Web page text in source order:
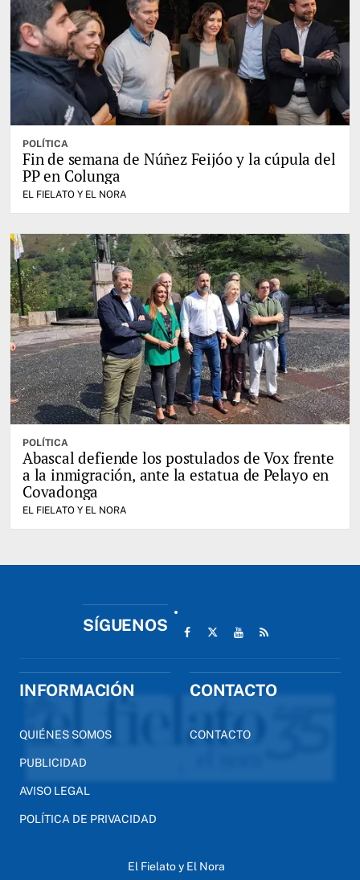
POLÍTICA
Fin de semana de Núñez Feijóo y la cúpula del
PP en Colunga
EL FIELATO Y EL NORA
POLÍTICA
Abascal defiende los postulados de Vox frente
a la inmigración, ante la estatua de Pelayo en
Covadonga
EL FIELATO Y EL NORA
SÍGUENOS
INFORMACIÓN
QUIÉNES SOMOS
PUBLICIDAD
AVISO LEGAL
POLÍTICA DE PRIVACIDAD
CONTACTO
CONTACTO
El Fielato y El Nora